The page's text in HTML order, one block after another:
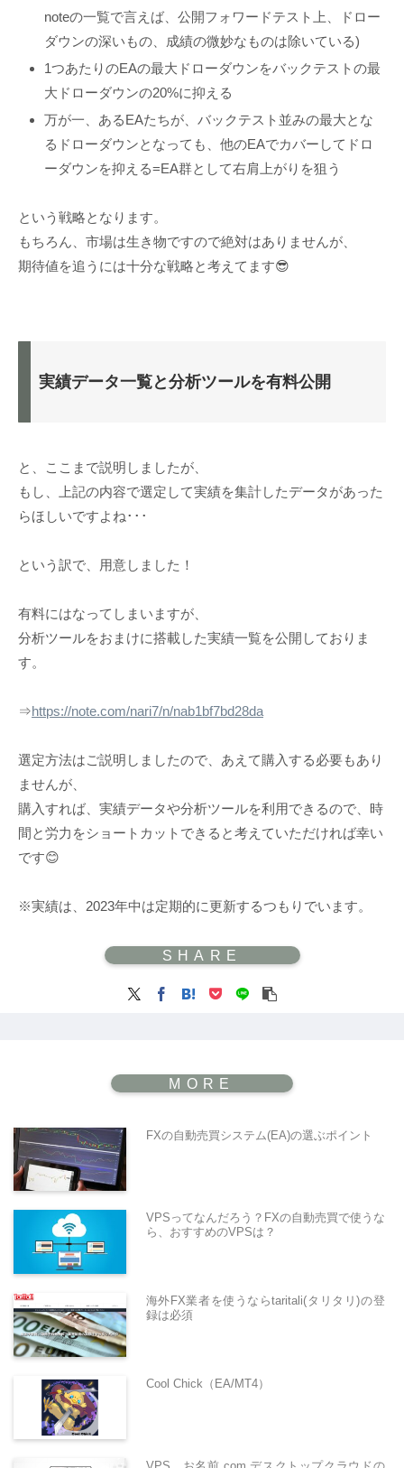
noteの一覧で言えば、公開フォワードテスト上、ドロー
ダウンの深いもの、成績の微妙なものは除いている)
1つあたりのEAの最大ドローダウンをバックテストの最
大ドローダウンの20%に抑える
万が一、あるEAたちが、バックテスト並みの最大とな
るドローダウンとなっても、他のEAでカバーしてドロ
ーダウンを抑える=EA群として右肩上がりを狙う
という戦略となります。
もちろん、市場は生き物ですので絶対はありませんが、
期待値を追うには十分な戦略と考えてます😎
実績データ一覧と分析ツールを有料公開
と、ここまで説明しましたが、
もし、上記の内容で選定して実績を集計したデータがあった
らほしいですよね･･･
という訳で、用意しました！
有料にはなってしまいますが、
分析ツールをおまけに搭載した実績一覧を公開しておりま
す。
⇒https://note.com/nari7/n/nab1bf7bd28da
選定方法はご説明しましたので、あえて購入する必要もあり
ませんが、
購入すれば、実績データや分析ツールを利用できるので、時
間と労力をショートカットできると考えていただければ幸い
です😊
※実績は、2023年中は定期的に更新するつもりでいます。
FXの自動売買システム(EA)の選ぶポイント
VPSってなんだろう？FXの自動売買で使うな
ら、おすすめのVPSは？
海外FX業者を使うならtaritali(タリタリ)の登
録は必須
Cool Chick（EA/MT4）